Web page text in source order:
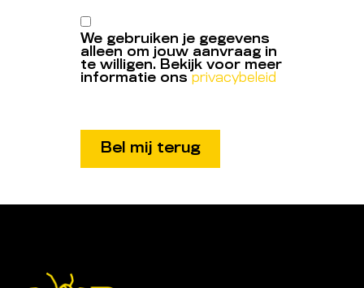
We gebruiken je gegevens
alleen om jouw aanvraag in
te willigen. Bekijk voor meer
informatie ons privacybeleid